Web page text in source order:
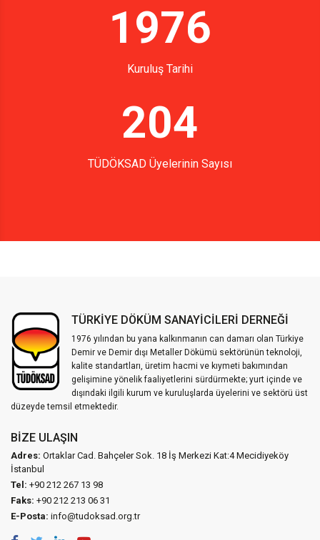
1976
Kuruluş Tarihi
204
TÜDÖKSAD Üyelerinin Sayısı
TÜRKİYE DÖKÜM SANAYİCİLERİ DERNEĞİ
1976 yılından bu yana kalkınmanın can damarı olan Türkiye
Demir ve Demir dışı Metaller Dökümü sektörünün teknoloji,
kalite standartları, üretim hacmi ve kıymeti bakımından
gelişimine yönelik faaliyetlerini sürdürmekte; yurt içinde ve
dışındaki ilgili kurum ve kuruluşlarda üyelerini ve sektörü üst
düzeyde temsil etmektedir.
BIZE ULAŞIN
Adres: Ortaklar Cad. Bahçeler Sok. 18 İş Merkezi Kat:4 Mecidiyeköy
İstanbul
Tel: +90 212 267 13 98
Faks: +90 212 213 06 31
E-Posta: info@tudoksad.org.tr